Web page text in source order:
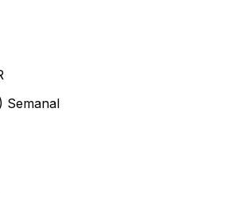
Semanal